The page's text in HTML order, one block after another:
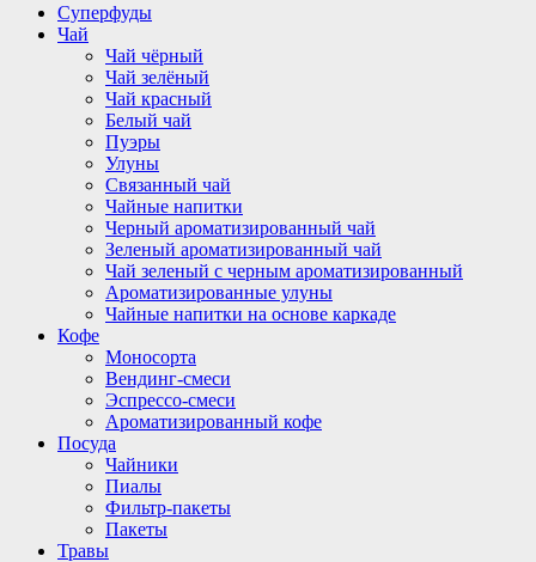
Суперфуды
Чай
Чай чёрный
Чай зелёный
Чай красный
Белый чай
Пуэры
Улуны
Связанный чай
Чайные напитки
Черный ароматизированный чай
Зеленый ароматизированный чай
Чай зеленый с черным ароматизированный
Ароматизированные улуны
Чайные напитки на основе каркаде
Кофе
Моносорта
Вендинг-смеси
Эспрессо-смеси
Ароматизированный кофе
Посуда
Чайники
Пиалы
Фильтр-пакеты
Пакеты
Травы